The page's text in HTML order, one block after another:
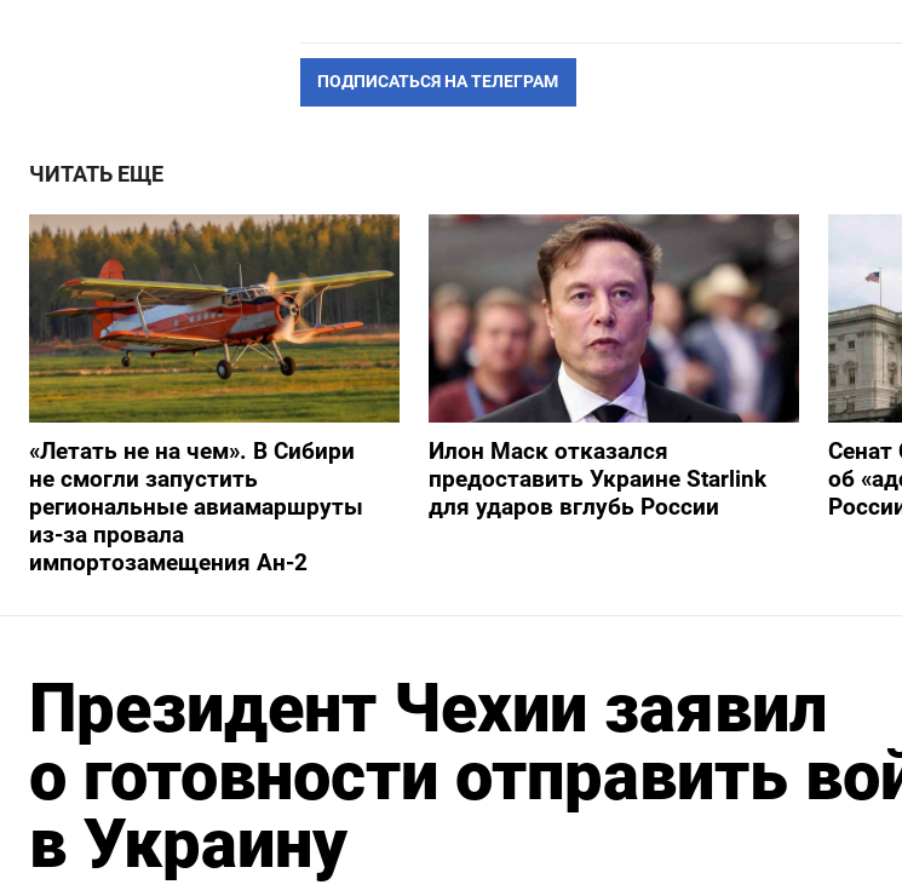
ПОДПИСАТЬСЯ НА ТЕЛЕГРАМ
ЧИТАТЬ ЕЩЕ
«Летать не на чем». В Сибири
не смогли запустить
региональные авиамаршруты
из-за провала
импортозамещения Ан-2
Илон Маск отказался
предоставить Украине Starlink
для ударов вглубь России
Сенат
об
Президент Чехии заявил
о готовности отправить
в Украину